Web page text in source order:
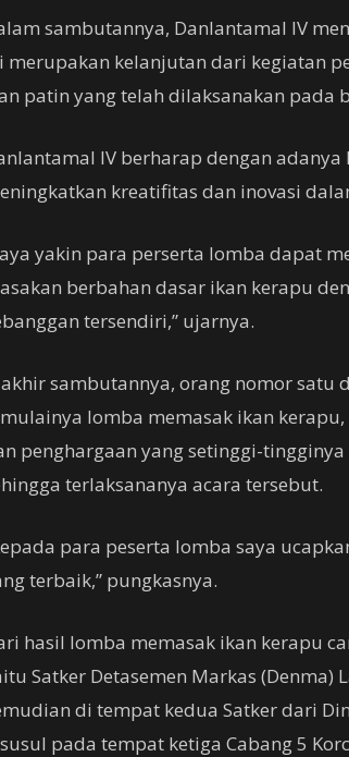
sambutannya, Danlantamal IV
merupakan kelanjutan dari kegiatan
patin yang telah dilaksanakan pada
IV berharap dengan
kreatifitas dan inovasi
yakin para perserta lomba dapat
berbahan dasar ikan kerapu
tersendiri,” ujarnya.
sambutannya, orang nomor satu
lomba memasak ikan
penghargaan yang setinggi-
terlaksananya acara tersebut.
para peserta lomba saya
terbaik,” pungkasnya.
hasil lomba memasak ikan kerapu
Satker Detasemen Markas (Denma)
di tempat kedua Satker dari
pada tempat ketiga Cabang 5